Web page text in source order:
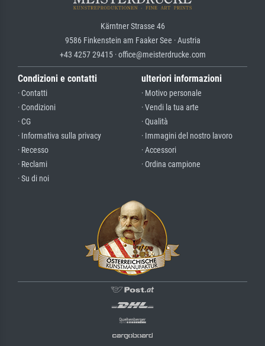
Kärntner Strasse 46
9586 Finkenstein am Faaker See · Austria
+43 4257 29415 · office@meisterdrucke.com
Condizioni e contatti
· Contatti
· Condizioni
· CG
· Informativa sulla privacy
· Recesso
· Reclami
· Su di noi
ulteriori informazioni
· Motivo personale
· Vendi la tua arte
· Qualità
· Immagini del nostro lavoro
· Accessori
· Ordina campione